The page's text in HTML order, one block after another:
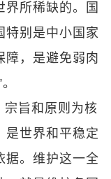
界所稀缺的。国
特别是中小国家
障，是避免弱肉
宗旨和原则为核
是世界和平稳定
据。维护这一全